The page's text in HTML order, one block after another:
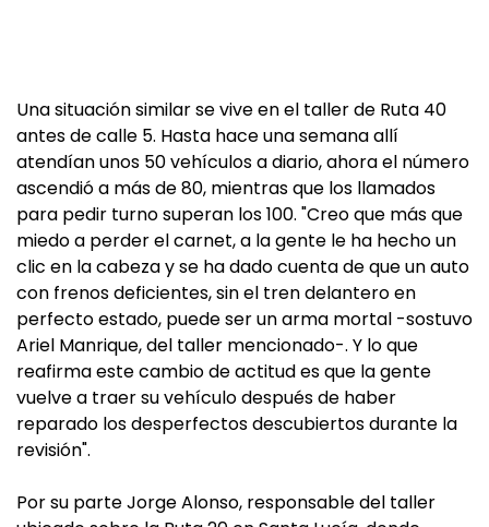
Una situación similar se vive en el taller de Ruta 40
antes de calle 5. Hasta hace una semana allí
atendían unos 50 vehículos a diario, ahora el número
ascendió a más de 80, mientras que los llamados
para pedir turno superan los 100. "Creo que más que
miedo a perder el carnet, a la gente le ha hecho un
clic en la cabeza y se ha dado cuenta de que un auto
con frenos deficientes, sin el tren delantero en
perfecto estado, puede ser un arma mortal -sostuvo
Ariel Manrique, del taller mencionado-. Y lo que
reafirma este cambio de actitud es que la gente
vuelve a traer su vehículo después de haber
reparado los desperfectos descubiertos durante la
revisión".
Por su parte Jorge Alonso, responsable del taller